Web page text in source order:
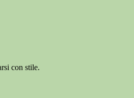
con stile.